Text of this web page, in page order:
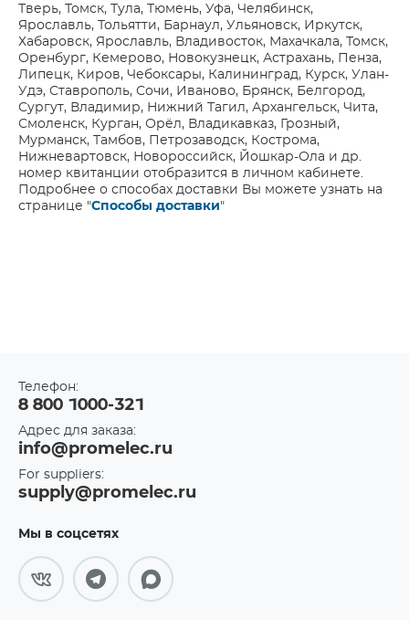
Тверь, Томск, Тула, Тюмень, Уфа, Челябинск,
Ярославль, Тольятти, Барнаул, Ульяновск, Иркутск,
Хабаровск, Ярославль, Владивосток, Махачкала, Томск,
Оренбург, Кемерово, Новокузнецк, Астрахань, Пенза,
Липецк, Киров, Чебоксары, Калининград, Курск, Улан-
Удэ, Ставрополь, Сочи, Иваново, Брянск, Белгород,
Сургут, Владимир, Нижний Тагил, Архангельск, Чита,
Смоленск, Курган, Орёл, Владикавказ, Грозный,
Мурманск, Тамбов, Петрозаводск, Кострома,
Нижневартовск, Новороссийск, Йошкар-Ола и др.
номер квитанции отобразится в личном кабинете.
Подробнее о способах доставки Вы можете узнать на
странице "Способы доставки"
Телефон:
8 800 1000-321
Адрес для заказа:
info@promelec.ru
For suppliers:
supply@promelec.ru
Мы в соцсетях